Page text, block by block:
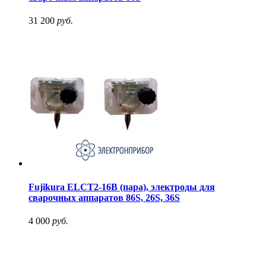
31 200 руб.
Fujikura ELCT2-16B (пара), электроды для
сварочных аппаратов 86S, 26S, 36S
4 000 руб.